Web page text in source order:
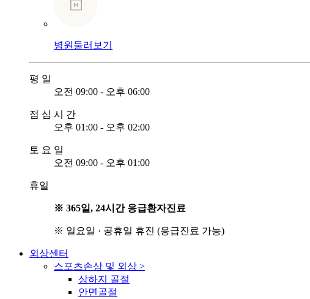
병원둘러보기
평 일
오전 09:00 - 오후 06:00
점 심 시
간
오후 01:00 - 오후 02:00
토 요 일
오전 09:00 - 오후 01:00
휴일
※ 365일, 24시간 응급환자진료
※ 일요일 · 공휴일 휴진 (응급진료 가능)
외상센터
스포츠손상 및 외상 >
상하지 골절
안면골절